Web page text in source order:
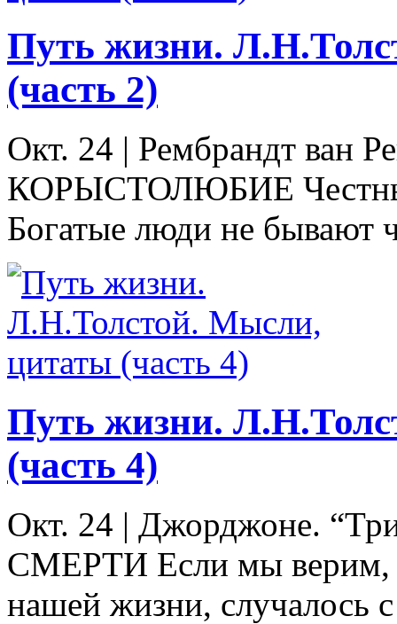
Путь жизни.
(часть 2)
Окт. 24 | Рембрандт ван
КОРЫСТОЛЮБИЕ
Богатые люди не бывают
Путь жизни.
(часть 4)
Окт. 24 | Джорджоне.
СМЕРТИ Если мы верим,
нашей жизни, случалось